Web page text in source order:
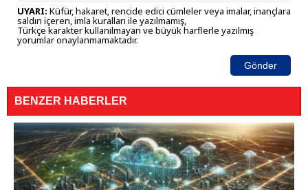
UYARI: Küfür, hakaret, rencide edici cümleler veya imalar, inançlara
saldırı içeren, imla kuralları ile yazılmamış,
Türkçe karakter kullanılmayan ve büyük harflerle yazılmış
yorumlar onaylanmamaktadır.
Gönder
BENZER HABERLER